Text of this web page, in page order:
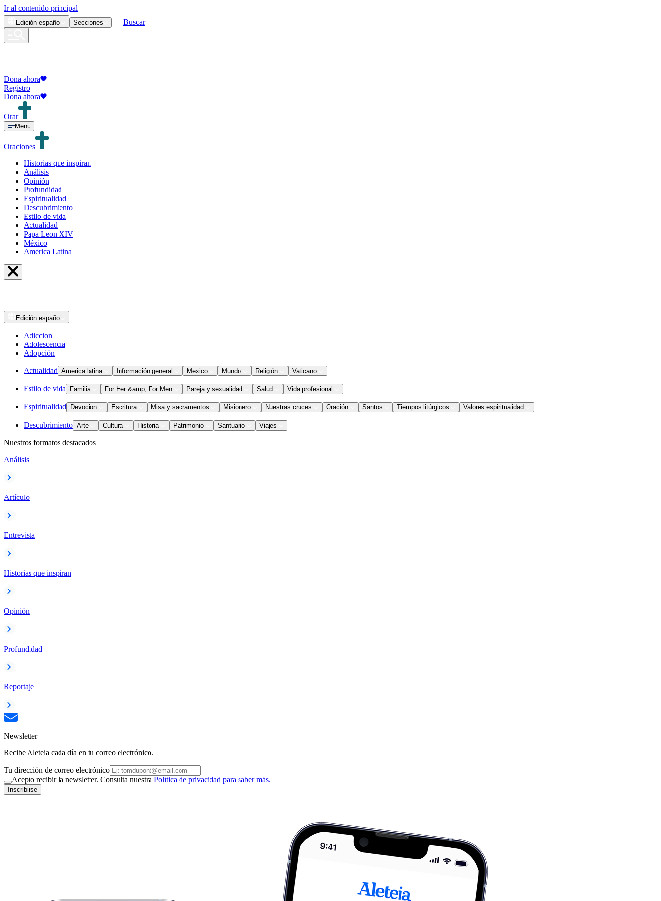
Ir al contenido principal
Edición español Secciones Buscar
Dona ahora
Registro
Dona ahora
Orar
Menú
Oraciones
Historias que inspiran
Análisis
Opinión
Profundidad
Espiritualidad
Descubrimiento
Estilo de vida
Actualidad
Papa Leon XIV
México
América Latina
Edición español
Adiccion
Adolescencia
Adopción
Actualidad America latina Información general Mexico Mundo Religión Vaticano
Estilo de vida Familia For Her &amp; For Men Pareja y sexualidad Salud Vida profesional
Espiritualidad Devocion Escritura Misa y sacramentos Misionero Nuestras cruces Oración Santos Tiempos litúrgicos Valores espiritualidad
Descubrimiento Arte Cultura Historia Patrimonio Santuario Viajes
Nuestros formatos destacados
Análisis
Artículo
Entrevista
Historias que inspiran
Opinión
Profundidad
Reportaje
Newsletter
Recibe Aleteia cada día en tu correo electrónico.
Tu dirección de correo electrónico
Acepto recibir la newsletter. Consulta nuestra Política de privacidad para saber más.
Inscribirse